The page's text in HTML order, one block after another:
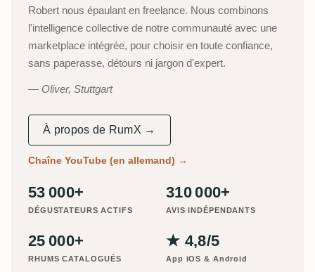
Robert nous épaulant en freelance. Nous combinons
l'intelligence collective de notre communauté avec une
marketplace intégrée, pour choisir en toute confiance,
sans paperasse, détours ni jargon d'expert.
Oliver, Stuttgart
À propos de RumX →
Chaîne YouTube (en allemand) →
53 000+
DÉGUSTATEURS ACTIFS
310 000+
AVIS INDÉPENDANTS
25 000+
RHUMS CATALOGUÉS
★ 4,8/5
App iOS & Android